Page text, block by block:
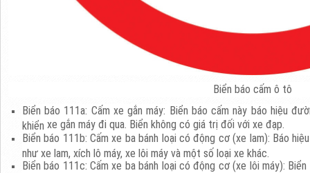
Biển báo cấm ô tô
Biển báo 111a: Cấm xe gắn máy: Biển báo cấm này báo hiệu
khiển xe gắn máy đi qua. Biển không có giá trị đối với xe đạp.
Biển báo 111b: Cấm xe ba bánh loại có động cơ (xe lam): Báo
như xe lam, xích lô máy, xe lôi máy và một số loại xe khác.
Biển báo 111c: Cấm xe ba bánh loại có động cơ (xe lôi máy):